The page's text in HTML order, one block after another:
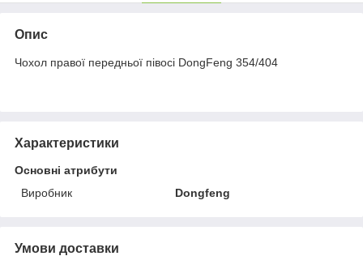
Опис
Чохол правої передньої півосі DongFeng 354/404
Характеристики
Основні атрибути
Виробник
Dongfeng
Умови доставки